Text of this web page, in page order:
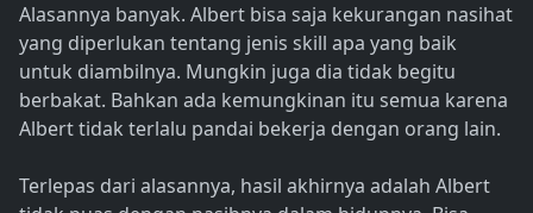
Alasannya banyak. Albert bisa saja kekurangan nasihat
yang diperlukan tentang jenis skill apa yang baik
untuk diambilnya. Mungkin juga dia tidak begitu
berbakat. Bahkan ada kemungkinan itu semua karena
Albert tidak terlalu pandai bekerja dengan orang lain.
Terlepas dari alasannya, hasil akhirnya adalah Albert